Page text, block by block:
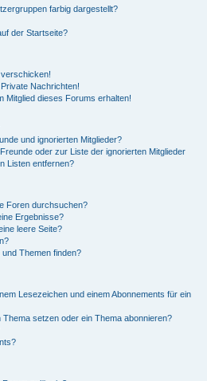
farbig dargestellt?
der Startseite?
Nachrichten!
Mitglied dieses Forums erhalten!
und ignorierten Mitglieder?
oder zur Liste der ignorierten Mitglieder
Listen entfernen?
Foren durchsuchen?
Ergebnisse?
leere Seite?
Themen finden?
Lesezeichen und einem Abonnements für ein
setzen oder ein Thema abonnieren?